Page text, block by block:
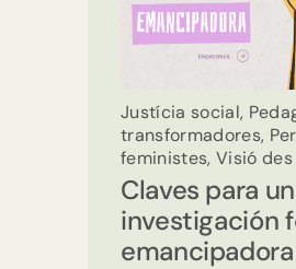
Justícia social,
transformadores,
feministes, Visió
Claves para
investigación
emancipadora